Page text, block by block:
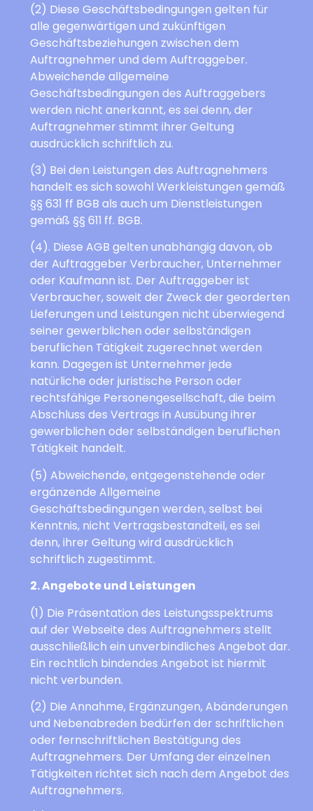
(2) Diese Geschäftsbedingungen gelten für
alle gegenwärtigen und zukünftigen
Geschäftsbeziehungen zwischen dem
Auftragnehmer und dem Auftraggeber.
Abweichende allgemeine
Geschäftsbedingungen des Auftraggebers
werden nicht anerkannt, es sei denn, der
Auftragnehmer stimmt ihrer Geltung
ausdrücklich schriftlich zu.
(3) Bei den Leistungen des Auftragnehmers
handelt es sich sowohl Werkleistungen gemäß
§§ 631 ff BGB als auch um Dienstleistungen
gemäß §§ 611 ff. BGB.
(4). Diese AGB gelten unabhängig davon, ob
der Auftraggeber Verbraucher, Unternehmer
oder Kaufmann ist. Der Auftraggeber ist
Verbraucher, soweit der Zweck der georderten
Lieferungen und Leistungen nicht überwiegend
seiner gewerblichen oder selbständigen
beruflichen Tätigkeit zugerechnet werden
kann. Dagegen ist Unternehmer jede
natürliche oder juristische Person oder
rechtsfähige Personengesellschaft, die beim
Abschluss des Vertrags in Ausübung ihrer
gewerblichen oder selbständigen beruflichen
Tätigkeit handelt.
(5) Abweichende, entgegenstehende oder
ergänzende Allgemeine
Geschäftsbedingungen werden, selbst bei
Kenntnis, nicht Vertragsbestandteil, es sei
denn, ihrer Geltung wird ausdrücklich
schriftlich zugestimmt.
2. Angebote und Leistungen
(1) Die Präsentation des Leistungsspektrums
auf der Webseite des Auftragnehmers stellt
ausschließlich ein unverbindliches Angebot dar.
Ein rechtlich bindendes Angebot ist hiermit
nicht verbunden.
(2) Die Annahme, Ergänzungen, Abänderungen
und Nebenabreden bedürfen der schriftlichen
oder fernschriftlichen Bestätigung des
Auftragnehmers. Der Umfang der einzelnen
Tätigkeiten richtet sich nach dem Angebot des
Auftragnehmers.